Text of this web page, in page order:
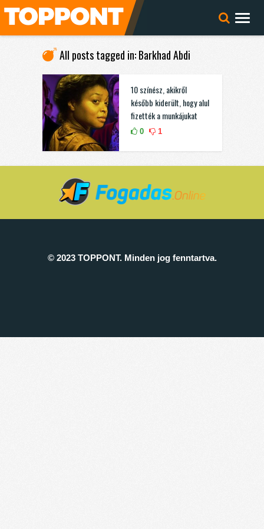
All posts tagged in: Barkhad Abdi
10 színész, akikről
később kiderült, hogy alul
fizették a munkájukat
0 1
© 2023 TOPPONT. Minden jog fenntartva.